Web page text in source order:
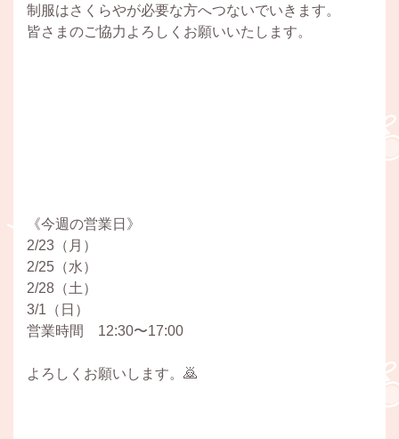
制服はさくらやが必要な方へつないでいきます。
皆さまのご協力よろしくお願いいたします。
《今週の営業日》
2/23（月）
2/25（水）
2/28（土）
3/1（日）
営業時間 12:30〜17:00
よろしくお願いします。🙇